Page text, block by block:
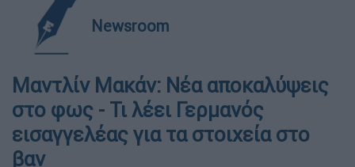
Newsroom
Μαντλίν Μακάν: Νέα αποκαλύψεις
στο φως - Τι λέει Γερμανός
εισαγγελέας για τα στοιχεία στο
βαν